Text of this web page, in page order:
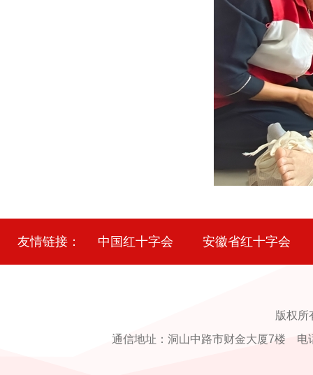
友情链接： 中国红十字会 安徽省红十字会
版权所
通信地址：洞山中路市财金大厦7楼